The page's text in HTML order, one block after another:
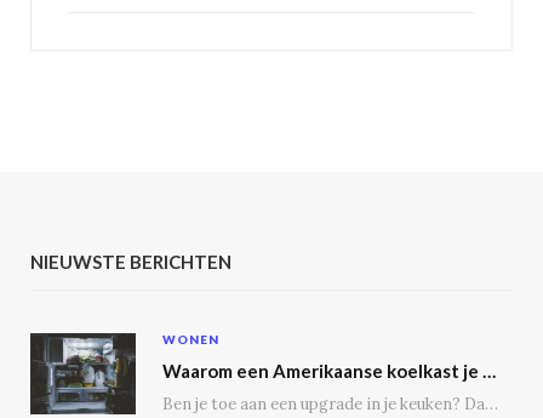
NIEUWSTE BERICHTEN
WONEN
Waarom een Amerikaanse koelkast je keuken transformeert
Ben je toe aan een upgrade in je keuken? Dan is een Amerikaanse koelkast misschien…